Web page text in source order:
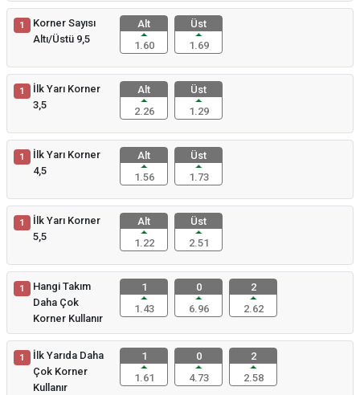
1
Korner Sayısı
Altı/Üstü 9,5
Alt
1.60
Üst
1.69
1
İlk Yarı Korner
3,5
Alt
2.26
Üst
1.29
1
İlk Yarı Korner
4,5
Alt
1.56
Üst
1.73
1
İlk Yarı Korner
5,5
Alt
1.22
Üst
2.51
1
Hangi Takım
Daha Çok
Korner Kullanır
1
1.43
0
6.96
2
2.62
1
İlk Yarıda Daha
Çok Korner
Kullanır
1
1.61
0
4.73
2
2.58